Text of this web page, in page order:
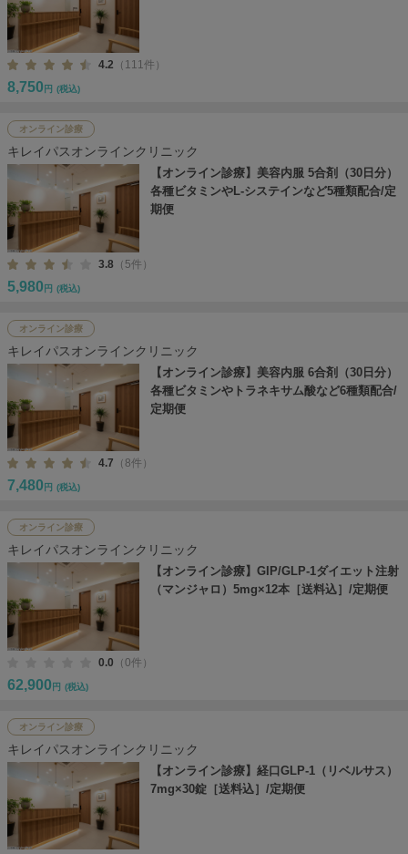
4.2 （111件）
8,750 円 (税込)
オンライン診療
キレイパスオンラインクリニック
【オンライン診療】美容内服 5合剤（30日分）
各種ビタミンやL-システインなど5種類配合/定
期便
3.8 （5件）
5,980 円 (税込)
オンライン診療
キレイパスオンラインクリニック
【オンライン診療】美容内服 6合剤（30日分）
各種ビタミンやトラネキサム酸など6種類配合/
定期便
4.7 （8件）
7,480 円 (税込)
オンライン診療
キレイパスオンラインクリニック
【オンライン診療】GIP/GLP-1ダイエット注射
（マンジャロ）5mg×12本［送料込］/定期便
0.0 （0件）
62,900 円 (税込)
オンライン診療
キレイパスオンラインクリニック
【オンライン診療】経口GLP-1（リベルサス）
7mg×30錠［送料込］/定期便